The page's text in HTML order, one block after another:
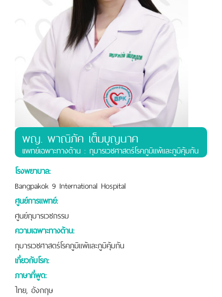
พญ. พาณิภัค เต็มบุญนาค
เเพทย์เฉพาะทางด้าน : กุมารเวชศาสตร์โรคภูมิแพ้และภูมิคุ้มกัน
โรงพยาบาล:
Bangpakok 9 International Hospital
ศูนย์การแพทย์:
ศูนย์กุมารเวชกรรม
ความเฉพาะทางด้าน:
กุมารเวชศาสตร์โรคภูมิแพ้และภูมิคุ้มกัน
เกี่ยวกับโรค:
ภาษาที่พูด:
ไทย, อังกฤษ